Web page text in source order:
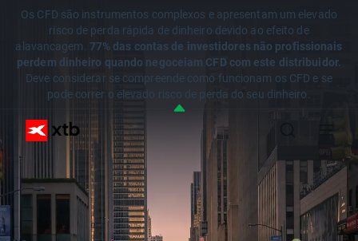
Os CFD são instrumentos complexos e apresentam um elevado
risco de perda rápida de dinheiro devido ao efeito de
alavancagem. 77% das contas de investidores não profissionais
perdem dinheiro quando negoceiam CFD com este distribuidor.
Deve considerar se compreende como funcionam os CFD e se
pode correr o elevado risco de perda do seu dinheiro.